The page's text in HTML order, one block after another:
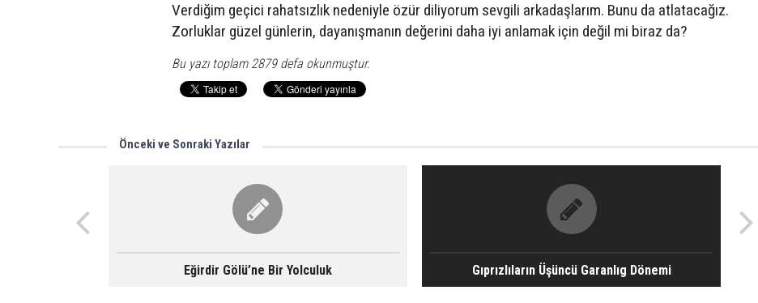
Verdiğim geçici rahatsızlık nedeniyle özür diliyorum sevgili arkadaşlarım. Bunu da atlatacağız.
Zorluklar güzel günlerin, dayanışmanın değerini daha iyi anlamak için değil mi biraz da?
Bu yazı toplam 2879 defa okunmuştur.
Önceki ve Sonraki Yazılar
Eğirdir Gölü’ne Bir Yolculuk Gıprızlıların Üşüncü Garanlıg Dönemi